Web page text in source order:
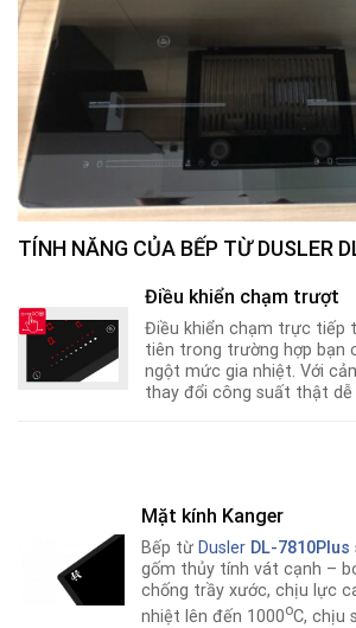
TÍNH NĂNG CỦA BẾP TỪ DUSLER
Điều khiển chạm trượt
Điều khiển chạm trực tiếp
tiên trong trường hợp bạn
ngột mức gia nhiệt. Với
thay đổi công suất thật dễ
Mặt kính Kanger
Bếp từ Dusler DL-7810Plus
gốm thủy tính vát cạnh –
chống trầy xước, chịu lực
nhiệt lên đến 1000oC, chịu